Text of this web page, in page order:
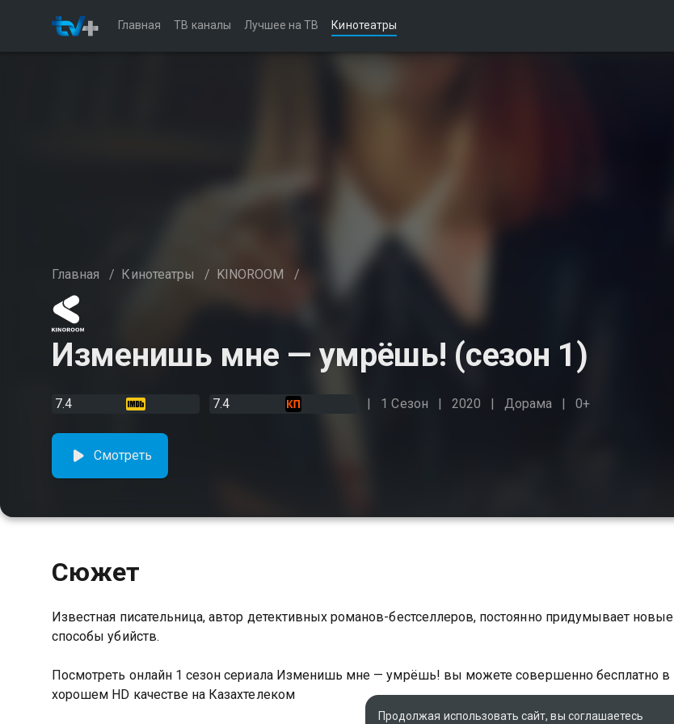
Главная ТВ каналы Лучшее на ТВ Кинотеатры
Главная / Кинотеатры / KINOROOM /
Изменишь мне — умрёшь! (сезон 1)
7.4 7.4 1 Сезон 2020 Дорама 0+
Смотреть
Сюжет
Известная писательница, автор детективных романов-бестселлеров, постоянно придумывает новые
способы убийств.
Посмотреть онлайн 1 сезон сериала Изменишь мне — умрёшь! вы можете совершенно бесплатно в
хорошем HD качестве на Казахтелеком
Продолжая использовать сайт, вы соглашаетесь